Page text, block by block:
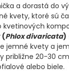
a dorastá do
kvety, ktoré sú
kvetinových
(Phlox divaricata)
jemné kvety a
približne 20-30
alebo biele.